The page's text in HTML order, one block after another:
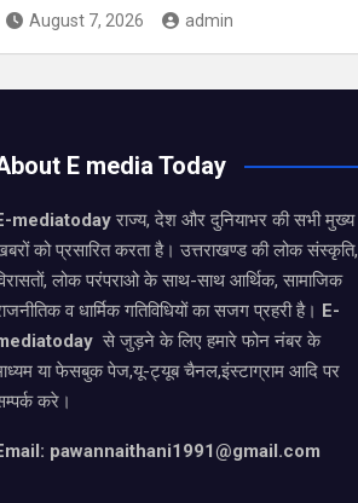
August 7, 2026 admin
E media Today
mediatodayराज्य, देश और दुनियाभर की सभी मुख्य
को प्रसारित करता है। उत्तराखण्ड की लोक संस्कृति,
लोक परंपराओ के साथ-साथ आर्थिक, सामाजिक
व धार्मिक गतिविधियों का सजग प्रहरी है। E-
से जुड़ने के लिए हमारे फोन नंबर के
या फेसबुक पेज,यू-ट्यूब चैनल,इंस्टाग्राम आदि पर
करे।
pawannaithani1991@gmail.com